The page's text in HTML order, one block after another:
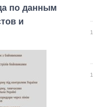
по данным
и